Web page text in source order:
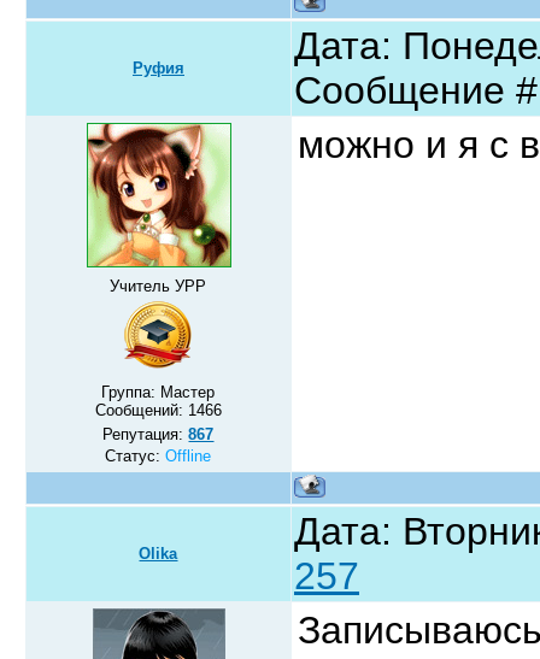
Руфия
Дата:
Сообщение
Учитель УРР
Группа: Мастер
Сообщений: 1466
Репутация:867
Статус:Offline
можно и я с
Olika
Дата:
257